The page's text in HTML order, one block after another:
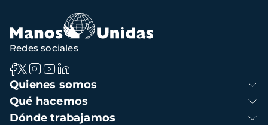
Navegación
principal
Quienes somos
Qué hacemos
Dónde trabajamos
Redes sociales